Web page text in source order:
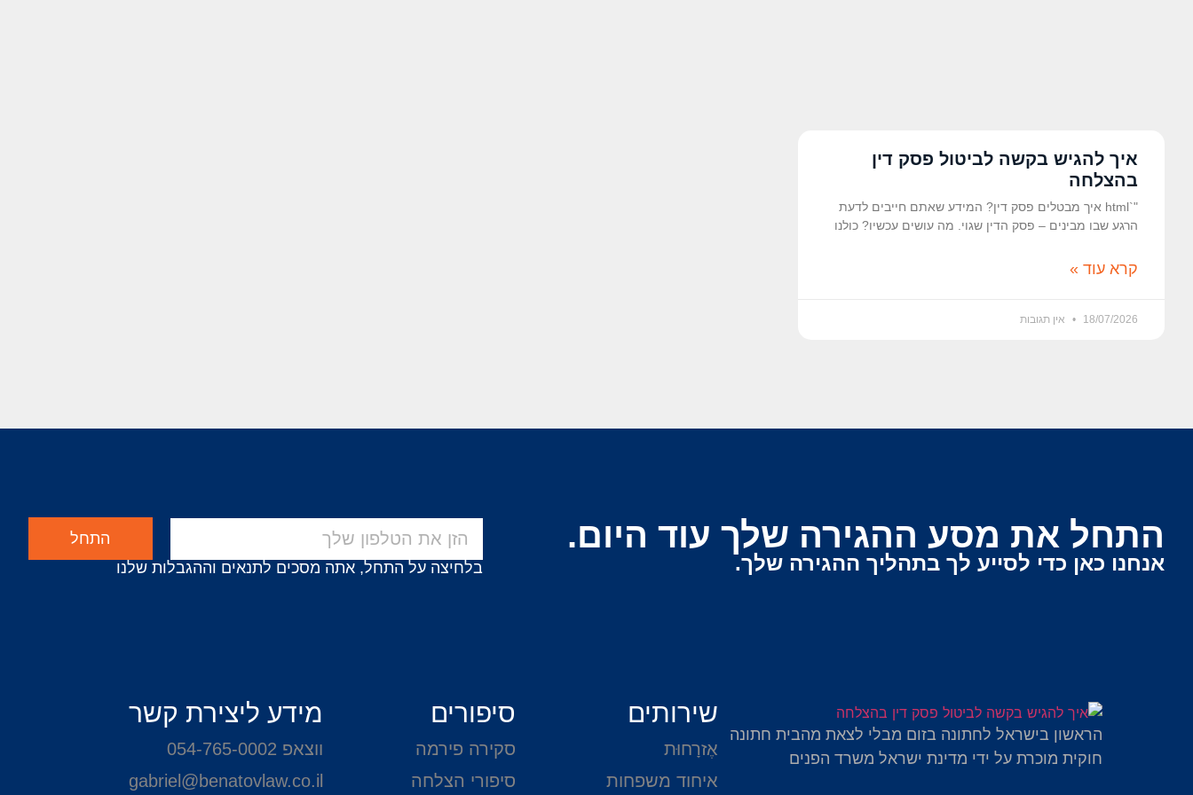
איך להגיש בקשה לביטול פסק דין
בהצלחה
"`html איך מבטלים פסק דין? המידע שאתם חייבים לדעת
הרגע שבו מבינים – פסק הדין שגוי. מה עושים עכשיו? כולנו
קרא עוד »
18/07/2026 אין תגובות
התחל את מסע ההגירה שלך עוד היום.
אנחנו כאן כדי לסייע לך בתהליך ההגירה שלך.
התחל
בלחיצה על התחל, אתה מסכים לתנאים וההגבלות שלנו
הראשון בישראל לחתונה בזום מבלי לצאת מהבית חתונה
חוקית מוכרת על ידי מדינת ישראל משרד הפנים
שירותים
אֶזרָחוּת
איחוד משפחות
סיפורים
סקירה פירמה
סיפורי הצלחה
מידע ליצירת קשר
ווצאפ 054-765-0002
gabriel@benatovlaw.co.il